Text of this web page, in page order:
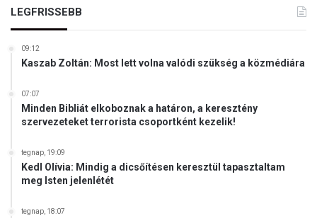
LEGFRISSEBB
09:12
Kaszab Zoltán: Most lett volna valódi szükség a közmédiára
07:07
Minden Bibliát elkoboznak a határon, a keresztény
szervezeteket terrorista csoportként kezelik!
tegnap, 19:09
Kedl Olívia: Mindig a dicsőítésen keresztül tapasztaltam
meg Isten jelenlétét
tegnap, 18:07